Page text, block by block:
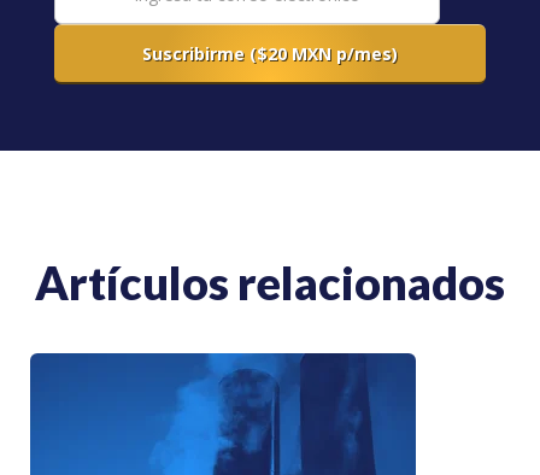
Artículos relacionados